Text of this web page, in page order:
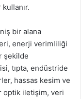
bir alana
enerji verimliliği
şekilde
tıpta, endüstride
hassas kesim ve
optik iletişim, veri